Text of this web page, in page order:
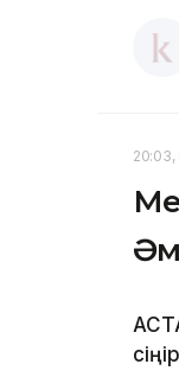
20:03,